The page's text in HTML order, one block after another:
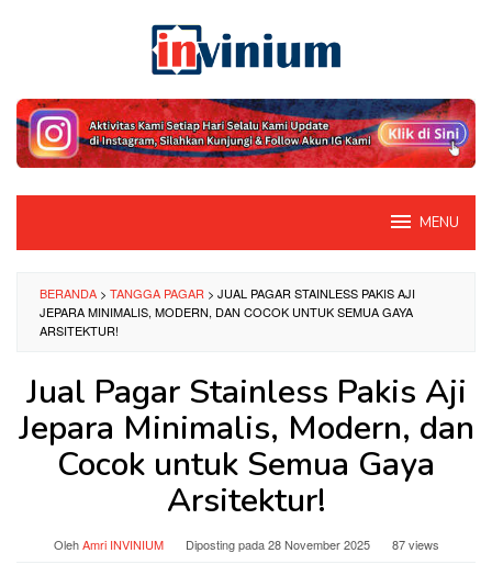
MENU
BERANDA > TANGGA PAGAR > JUAL PAGAR STAINLESS PAKIS AJI
JEPARA MINIMALIS, MODERN, DAN COCOK UNTUK SEMUA GAYA
ARSITEKTUR!
Jual Pagar Stainless Pakis Aji
Jepara Minimalis, Modern, dan
Cocok untuk Semua Gaya
Arsitektur!
OlehAmri INVINIUM Diposting pada28 November 2025 87 views